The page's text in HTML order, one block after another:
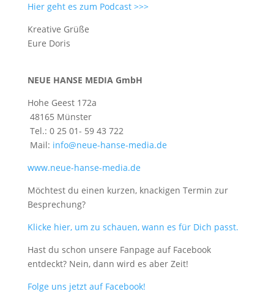
Hier geht es zum Podcast >>>
Kreative Grüße
Eure Doris
NEUE HANSE MEDIA GmbH
Hohe Geest 172a
48165 Münster
Tel.: 0 25 01- 59 43 722
Mail: info@neue-hanse-media.de
www.neue-hanse-media.de
Möchtest du einen kurzen, knackigen Termin zur
Besprechung?
Klicke hier, um zu schauen, wann es für Dich passt.
Hast du schon unsere Fanpage auf Facebook
entdeckt? Nein, dann wird es aber Zeit!
Folge uns jetzt auf Facebook!